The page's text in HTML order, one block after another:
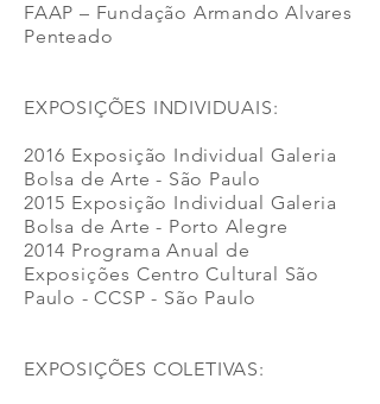
FAAP – Fundação Armando Alvares
Penteado
EXPOSIÇÕES INDIVIDUAIS:
2016 Exposição Individual Galeria
Bolsa de Arte - São Paulo
2015 Exposição Individual Galeria
Bolsa de Arte - Porto Alegre
2014 Programa Anual de
Exposições Centro Cultural São
Paulo - CCSP - São Paulo
EXPOSIÇÕES COLETIVAS: